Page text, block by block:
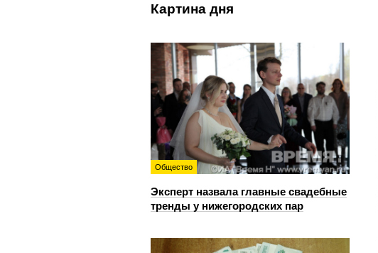
Картина дня
Общество
Эксперт назвала главные свадебные
тренды у нижегородских пар